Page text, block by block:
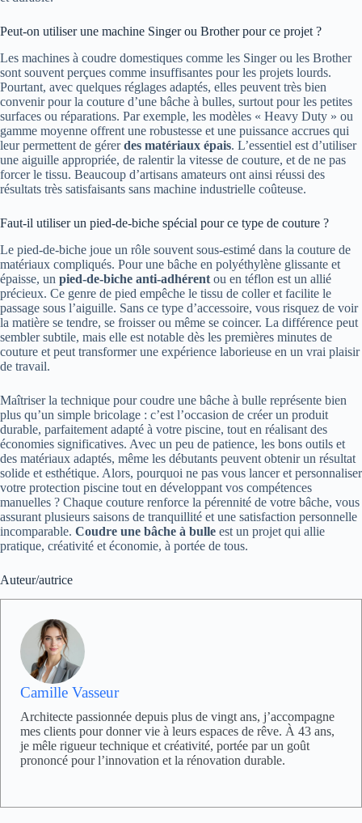
Peut-on utiliser une machine Singer ou Brother pour ce projet ?
Les machines à coudre domestiques comme les Singer ou les Brother
sont souvent perçues comme insuffisantes pour les projets lourds.
Pourtant, avec quelques réglages adaptés, elles peuvent très bien
convenir pour la couture d’une bâche à bulles, surtout pour les petites
surfaces ou réparations. Par exemple, les modèles « Heavy Duty » ou
gamme moyenne offrent une robustesse et une puissance accrues qui
leur permettent de gérerdes matériaux épais. L’essentiel est d’utiliser
une aiguille appropriée, de ralentir la vitesse de couture, et de ne pas
forcer le tissu. Beaucoup d’artisans amateurs ont ainsi réussi des
résultats très satisfaisants sans machine industrielle coûteuse.
Faut-il utiliser un pied-de-biche spécial pour ce type de couture ?
Le pied-de-biche joue un rôle souvent sous-estimé dans la couture de
matériaux compliqués. Pour une bâche en polyéthylène glissante et
épaisse, un pied-de-biche anti-adhérent ou en téflon est un allié
précieux. Ce genre de pied empêche le tissu de coller et facilite le
passage sous l’aiguille. Sans ce type d’accessoire, vous risquez de voir
la matière se tendre, se froisser ou même se coincer. La différence peut
sembler subtile, mais elle est notable dès les premières minutes de
couture et peut transformer une expérience laborieuse en un vrai plaisir
de travail.
Maîtriser la technique pour coudre une bâche à bulle représente bien
plus qu’un simple bricolage : c’est l’occasion de créer un produit
durable, parfaitement adapté à votre piscine, tout en réalisant des
économies significatives. Avec un peu de patience, les bons outils et
des matériaux adaptés, même les débutants peuvent obtenir un résultat
solide et esthétique. Alors, pourquoi ne pas vous lancer et personnaliser
votre protection piscine tout en développant vos compétences
manuelles ? Chaque couture renforce la pérennité de votre bâche, vous
assurant plusieurs saisons de tranquillité et une satisfaction personnelle
incomparable. Coudre une bâche à bulle est un projet qui allie
pratique, créativité et économie, à portée de tous.
Auteur/autrice
Camille Vasseur
Architecte passionnée depuis plus de vingt ans, j’accompagne
mes clients pour donner vie à leurs espaces de rêve. À 43 ans,
je mêle rigueur technique et créativité, portée par un goût
prononcé pour l’innovation et la rénovation durable.